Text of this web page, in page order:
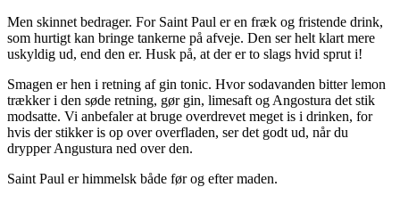
Men skinnet bedrager. For Saint Paul er en fræk og fristende drink,
som hurtigt kan bringe tankerne på afveje. Den ser helt klart mere
uskyldig ud, end den er. Husk på, at der er to slags hvid sprut i!
Smagen er hen i retning af gin tonic. Hvor sodavanden bitter lemon
trækker i den søde retning, gør gin, limesaft og Angostura det stik
modsatte. Vi anbefaler at bruge overdrevet meget is i drinken, for
hvis der stikker is op over overfladen, ser det godt ud, når du
drypper Angustura ned over den.
Saint Paul er himmelsk både før og efter maden.